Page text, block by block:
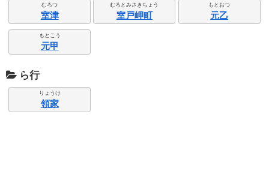
むろつ
室津
むろとみさきちょう
室戸岬町
もとおつ
元乙
もとこう
元甲
ら行
りょうけ
領家